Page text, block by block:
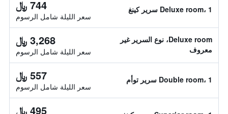
Deluxe room، 1 سرير كينغ 744 ﷼
سعر الليلة شامل الرسوم
Deluxe room، نوع السرير غير
معروف
3,268 ﷼
سعر الليلة شامل الرسوم
Double room، 1 سرير توأم 557 ﷼
سعر الليلة شامل الرسوم
495 ﷼